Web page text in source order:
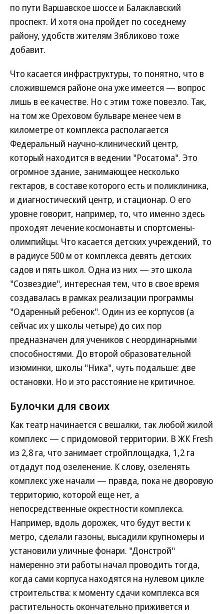
по пути Варшавское шоссе и Балаклавский
проспект. И хотя она пройдет по соседнему
району, удобств жителям Зябликово тоже
добавит.
Что касается инфраструктуры, то понятно, что в
сложившемся районе она уже имеется — вопрос
лишь в ее качестве. Но с этим тоже повезло. Так,
на том же Ореховом бульваре менее чем в
километре от комплекса располагается
Федеральный научно-клинический центр,
который находится в ведении "Росатома". Это
огромное здание, занимающее несколько
гектаров, в составе которого есть и поликлиника,
и диагностический центр, и стационар. О его
уровне говорит, например, то, что именно здесь
проходят лечение космонавты и спортсмены-
олимпийцы. Что касается детских учреждений, то
в радиусе 500 м от комплекса девять детских
садов и пять школ. Одна из них — это школа
"Созвездие", интересная тем, что в свое время
создавалась в рамках реализации программы
"Одаренный ребенок". Один из ее корпусов (а
сейчас их у школы четыре) до сих пор
предназначен для учеников с неординарными
способностями. До второй образовательной
изюминки, школы "Ника", чуть подальше: две
остановки. Но и это расстояние не критичное.
Булочки для своих
Как театр начинается с вешалки, так любой жилой
комплекс — с придомовой территории. В ЖК Fresh
из 2,8 га, что занимает стройплощадка, 1,2 га
отдадут под озеленение. К слову, озеленять
комплекс уже начали — правда, пока не дворовую
территорию, которой еще нет, а
непосредственные окрестности комплекса.
Например, вдоль дорожек, что будут вести к
метро, сделали газоны, высадили крупномеры и
установили уличные фонари. "Донстрой"
намеренно эти работы начал проводить тогда,
когда сами корпуса находятся на нулевом цикле
строительства: к моменту сдачи комплекса вся
растительность окончательно приживется и